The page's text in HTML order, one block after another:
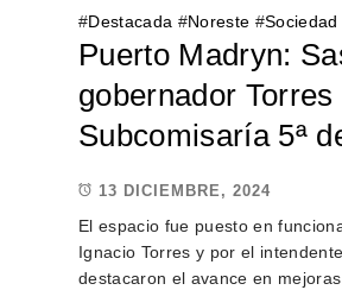
#Destacada #Noreste #Sociedad
Puerto Madryn:
gobernador
Subcomisaría 5ª
13 DICIEMBRE, 2024
El espacio fue puesto en
Ignacio Torres y por el
destacaron el avance en